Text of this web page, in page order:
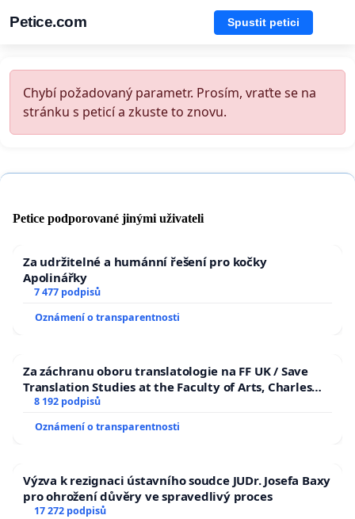
Petice.com Spustit petici
Chybí požadovaný parametr. Prosím, vraťte se na
stránku s peticí a zkuste to znovu.
Petice podporované jinými uživateli
Za udržitelné a humánní řešení pro kočky
Apolinářky
7 477 podpisů
Oznámení o transparentnosti
Za záchranu oboru translatologie na FF UK / Save
Translation Studies at the Faculty of Arts, Charles
University
8 192 podpisů
Oznámení o transparentnosti
Výzva k rezignaci ústavního soudce JUDr. Josefa Baxy
pro ohrožení důvěry ve spravedlivý proces
17 272 podpisů